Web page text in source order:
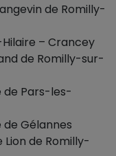
de Romilly-
– Crancey
de Romilly-sur-
de Pars-les-
Gélannes
de Romilly-